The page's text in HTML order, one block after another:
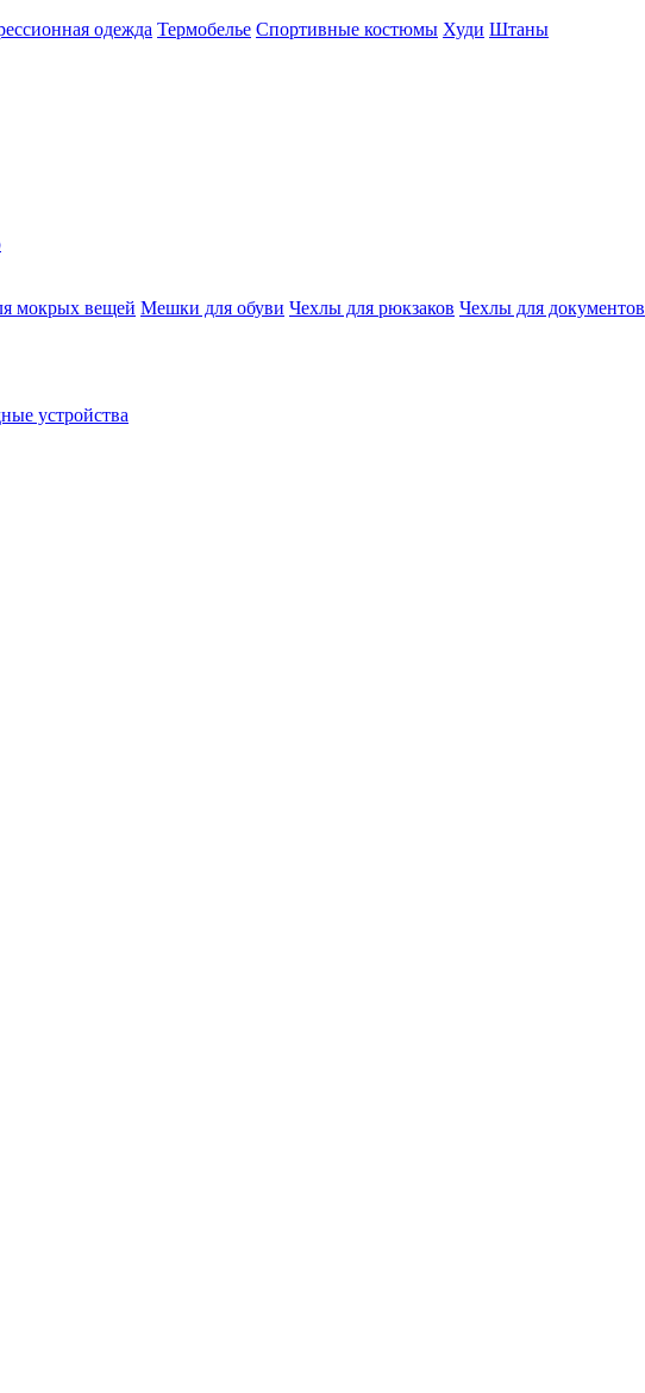
одежда Термобелье Спортивные костюмы Худи Штаны
мокрых вещей Мешки для обуви Чехлы для рюкзаков Чехлы для документов
устройства